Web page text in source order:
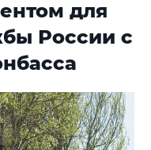
для
России с